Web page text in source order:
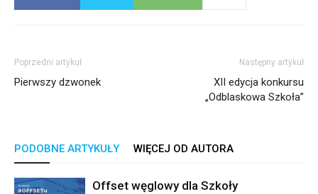
Poprzedni artykuł
Pierwszy dzwonek
Następny artykuł
XII edycja konkursu
„Odblaskowa Szkoła”
PODOBNE ARTYKUŁY WIĘCEJ OD AUTORA
Offset węglowy dla Szkoły